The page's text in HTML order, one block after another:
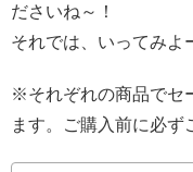
ださいね～！
それでは、いってみよ
※それぞれの商品でセ
ます。ご購入前に必ず